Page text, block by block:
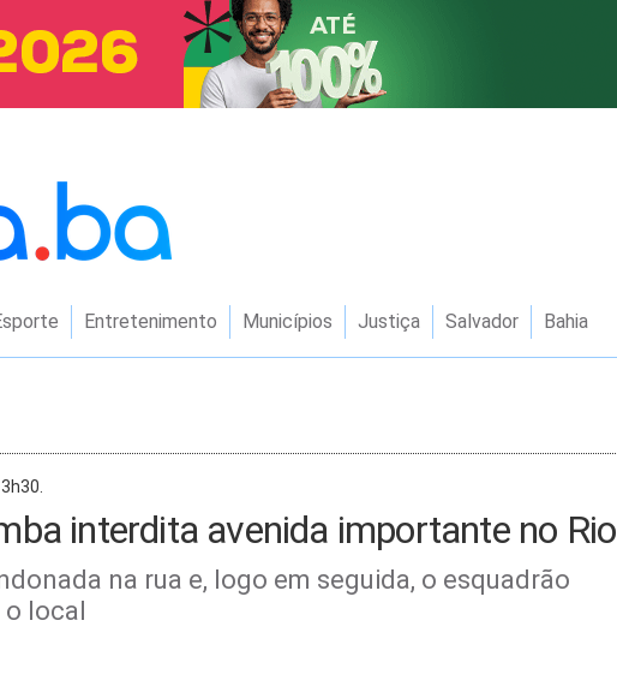
Entretenimento Municípios Justiça Salvador Bahia
interdita avenida importante no Rio
na rua e, logo em seguida, o esquadrão
o local